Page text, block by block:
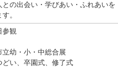
の出会い・学びあい・ふれあいを
。
観
幼・小・中総合展
い、卒園式、修了式